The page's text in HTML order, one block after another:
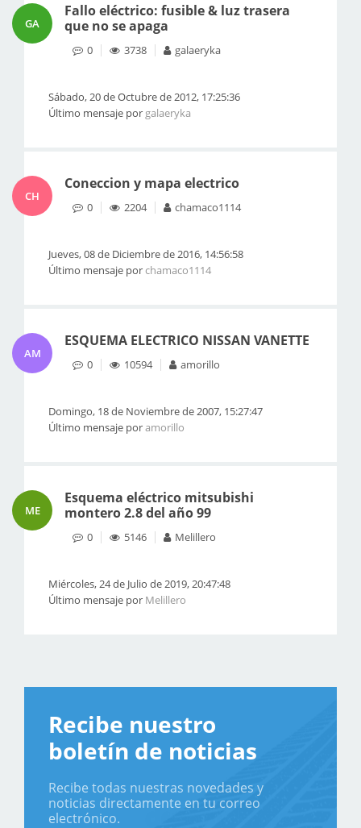
GA
Fallo eléctrico: fusible & luz trasera
que no se apaga
0 3738 galaeryka
Sábado, 20 de Octubre de 2012, 17:25:36
Último mensaje por galaeryka
CH
Coneccion y mapa electrico
0 2204 chamaco1114
Jueves, 08 de Diciembre de 2016, 14:56:58
Último mensaje porchamaco1114
AM
ESQUEMA ELECTRICO NISSAN VANETTE
0 10594 amorillo
Domingo, 18 de Noviembre de 2007, 15:27:47
Último mensaje poramorillo
ME
Esquema eléctrico mitsubishi
montero 2.8 del año 99
0 5146 Melillero
Miércoles, 24 de Julio de 2019, 20:47:48
Último mensaje por Melillero
Recibe nuestro
boletín de noticias
Recibe todas nuestras novedades y
noticias directamente en tu correo
electrónico.